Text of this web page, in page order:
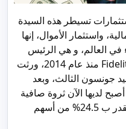
تسيطر هذه السيدة
واستثمار الأموال، إنها
قوي بين أغنى 10 نساء في العالم، و هي الرئيس
التنفيذي لشركة Fidelity Investments منذ عام 2014، ورثت
جونسون الثالث، وبعد
لديها الآن ثروة صافية
قدرها 21.6 مليار دولار ولها ثروة تقدر ب 24.5% من أسهم